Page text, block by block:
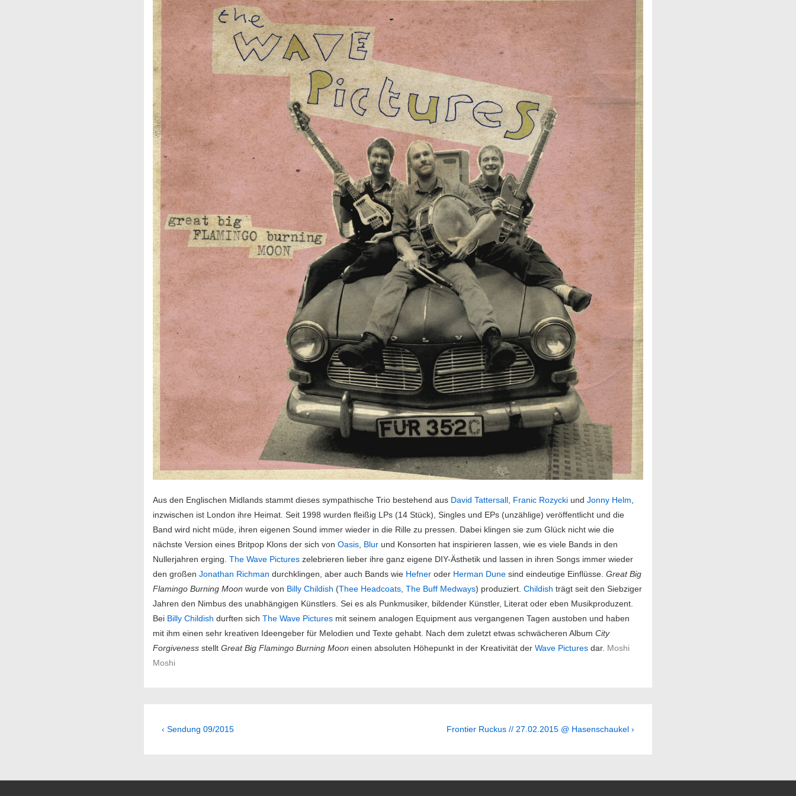
Aus den Englischen Midlands stammt dieses sympathische Trio bestehend aus David Tattersall, Franic Rozycki undJonny Helm,
inzwischen ist London ihre Heimat. Seit 1998 wurden fleißig LPs (14 Stück), Singles und EPs (unzählige) veröffentlicht und die
Band wird nicht müde, ihren eigenen Sound immer wieder in die Rille zu pressen. Dabei klingen sie zum Glück nicht wie die
nächste Version eines Britpop Klons der sich vonOasis, Blur und Konsorten hat inspirieren lassen, wie es viele Bands in den
Nullerjahren erging.The Wave Pictures zelebrieren lieber ihre ganz eigene DIY-Ästhetik und lassen in ihren Songs immer wieder
den großenJonathan Richman durchklingen, aber auch Bands wie Hefner oder Herman Dune sind eindeutige Einflüsse.Great Big
Flamingo Burning Moon wurde von Billy Childish (Thee Headcoats,The Buff Medways) produziert.Childish trägt seit den Siebziger
Jahren den Nimbus des unabhängigen Künstlers. Sei es als Punkmusiker, bildender Künstler, Literat oder eben Musikproduzent.
Bei Billy Childish durften sichThe Wave Pictures mit seinem analogen Equipment aus vergangenen Tagen austoben und haben
mit ihm einen sehr kreativen Ideengeber für Melodien und Texte gehabt. Nach dem zuletzt etwas schwächeren AlbumCity
Forgiveness stelltGreat Big Flamingo Burning Moon einen absoluten Höhepunkt in der Kreativität derWave Pictures dar. Moshi
Moshi
Beitragsnavigation
Previous
‹ Sendung 09/2015
Next
Frontier Ruckus // 27.02.2015 @ Hasenschaukel ›